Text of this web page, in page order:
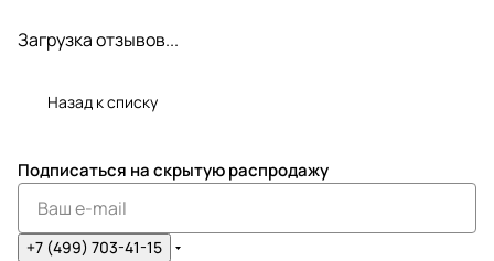
Загрузка отзывов...
Назад к списку
Подписаться на скрытую распродажу
+7 (499) 703-41-15